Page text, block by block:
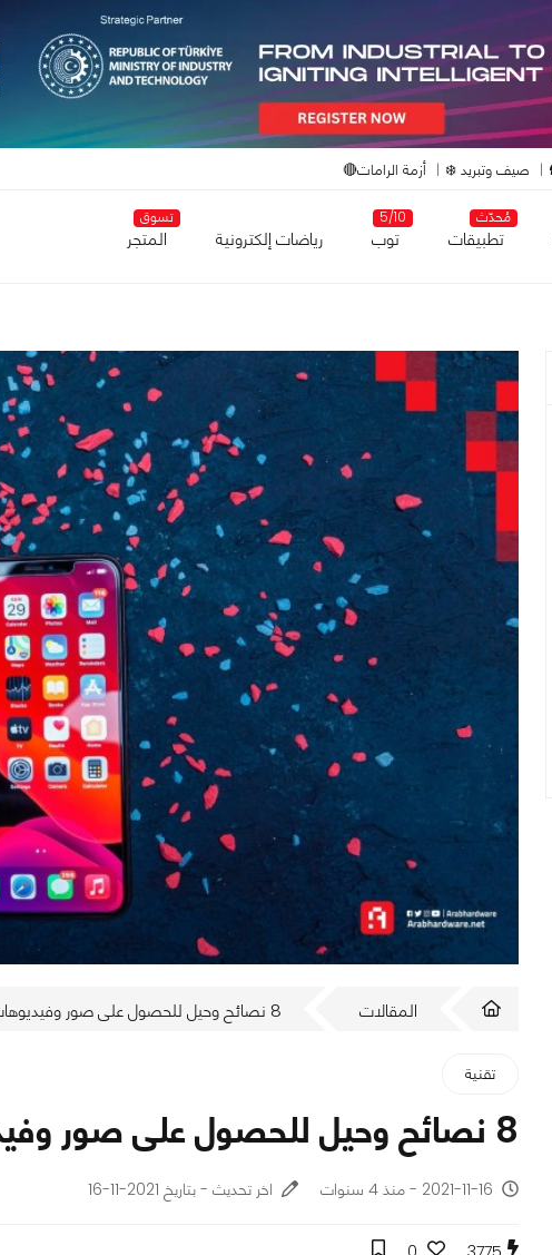
صيف وتبريد ❄️ أزمة الرامات🔴
مُحدّث
تطبيقات
5/10
توب رياضات إلكترونية
تسوق
المتجر
المقالات 8 نصائح وحيل للحصول على صور وفيديوهات إحترافية بكاميرا الآيفون
تقنية
8 نصائح وحيل للحصول على صور وفيديوهات إحترافية بكاميرا الآيفون
2021-11-16 - منذ 4 سنوات اخر تحديث - بتاريخ 2021-11-16